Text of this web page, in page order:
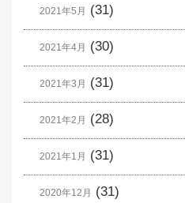
2021年5月 (31)
2021年4月 (30)
2021年3月 (31)
2021年2月 (28)
2021年1月 (31)
2020年12月 (31)